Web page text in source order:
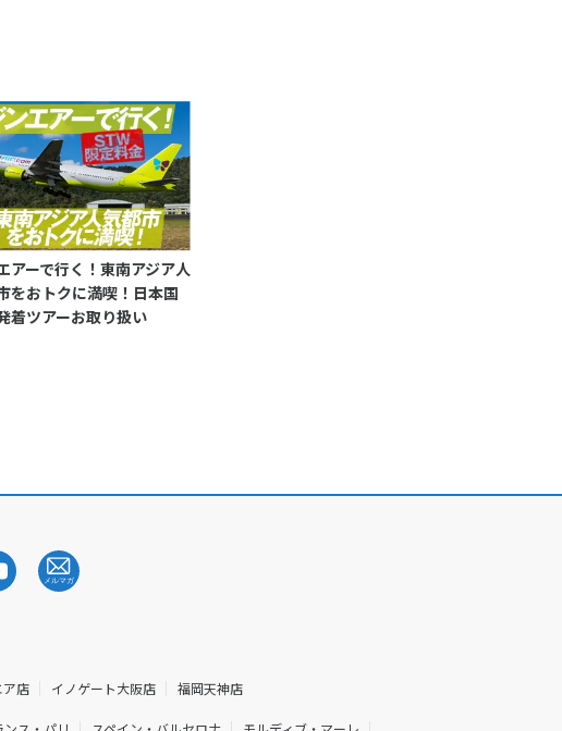
アーで行く！東南アジア人
をおトクに満喫！日本国
着ツアーお取り扱い
ア店 イノゲート大阪店 福岡天神店